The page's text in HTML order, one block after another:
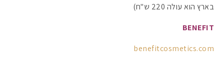
בארץ הוא עולה 220 ש"ח)
BENEFIT
benefitcosmetics.com